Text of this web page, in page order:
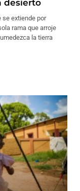
desierto
se extiende por
rama que arroje
la tierra